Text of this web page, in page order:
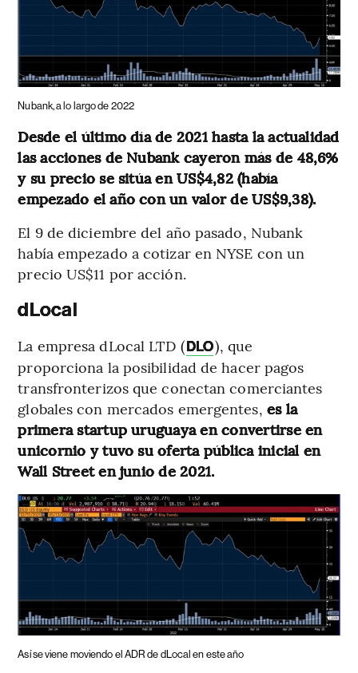
Nubank, a lo largo de 2022
Desde el último día de 2021 hasta la actualidad
las acciones de Nubank cayeron más de 48,6%
y su precio se sitúa en US$4,82 (había
empezado el año con un valor de US$9,38).
El 9 de diciembre del año pasado, Nubank
había empezado a cotizar en NYSE con un
precio US$11 por acción.
dLocal
La empresa dLocal LTD (DLO), que
proporciona la posibilidad de hacer pagos
transfronterizos que conectan comerciantes
globales con mercados emergentes, es la
primera startup uruguaya en convertirse en
unicornio y tuvo su oferta pública inicial en
Wall Street en junio de 2021.
Así se viene moviendo el ADR de dLocal en este año